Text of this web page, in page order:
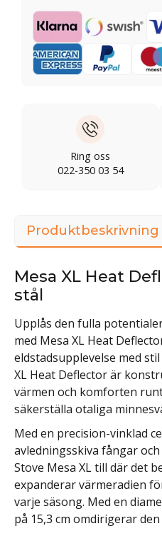
Ring oss
022-350 03 54
Produktbeskrivning
Mesa XL Heat
stål
Upplås den fulla
med Mesa XL Heat
eldstadsupplevelse med
XL Heat Deflector är
värmen och komforten
säkerställa otaliga
Med en precision-vinklad
avledningsskiva fångar
Stove Mesa XL till där det
expanderar värmeradien
varje säsong. Med en
på 15,3 cm omdirigerar